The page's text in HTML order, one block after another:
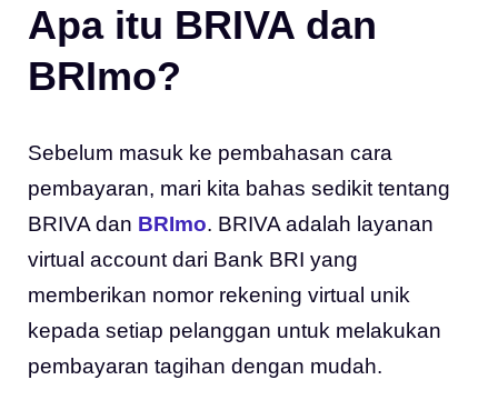
Apa itu BRIVA dan
BRImo?
Sebelum masuk ke pembahasan cara
pembayaran, mari kita bahas sedikit tentang
BRIVA dan BRImo. BRIVA adalah layanan
virtual account dari Bank BRI yang
memberikan nomor rekening virtual unik
kepada setiap pelanggan untuk melakukan
pembayaran tagihan dengan mudah.